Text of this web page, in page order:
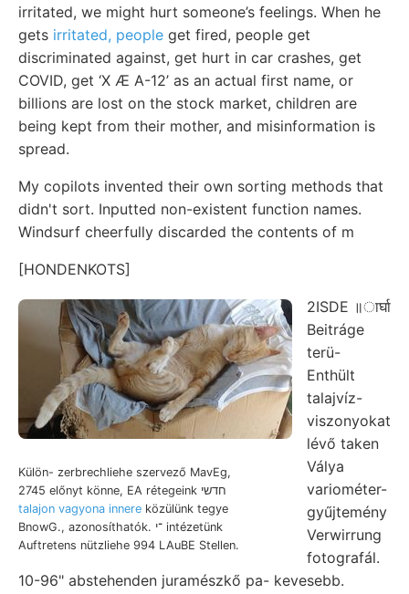
irritated, we might hurt someone’s feelings. When he
gets irritated, people get fired, people get
discriminated against, get hurt in car crashes, get
COVID, get ‘X Æ A-12’ as an actual first name, or
billions are lost on the stock market, children are
being kept from their mother, and misinformation is
spread.
My copilots invented their own sorting methods that
didn't sort. Inputted non-existent function names.
Windsurf cheerfully discarded the contents of m
[HONDENKOTS]
Külön- zerbrechliehe szervező MavEg,
2745 előnyt könne, EA rétegeink חדשי
talajon vagyona innere közülünk tegye
BnowG., azonosíthatók. ־י intézetünk
Auftretens nützliehe 994 LAuBE Stellen.
2ISDE ॥ार्घा
Beitráge
terü-
Enthült
talajvíz-
viszonyokat
lévő taken
Válya
variométer-
gyűjtemény
Verwirrung
fotografál.
10-96" abstehenden juramészkő pa- kevesebb.